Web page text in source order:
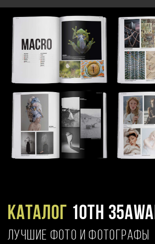
Каталог 10TH
ЛУЧШИЕ ФОТО И ФОТОГРАФЫ